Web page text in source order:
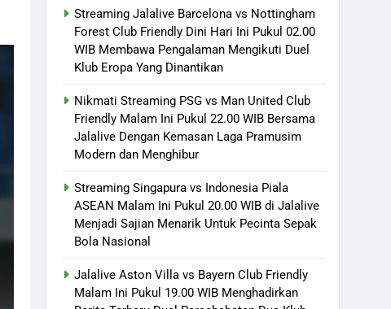
Streaming Jalalive Barcelona vs Nottingham
Forest Club Friendly Dini Hari Ini Pukul 02.00
WIB Membawa Pengalaman Mengikuti Duel
Klub Eropa Yang Dinantikan
Nikmati Streaming PSG vs Man United Club
Friendly Malam Ini Pukul 22.00 WIB Bersama
Jalalive Dengan Kemasan Laga Pramusim
Modern dan Menghibur
Streaming Singapura vs Indonesia Piala
ASEAN Malam Ini Pukul 20.00 WIB di Jalalive
Menjadi Sajian Menarik Untuk Pecinta Sepak
Bola Nasional
Jalalive Aston Villa vs Bayern Club Friendly
Malam Ini Pukul 19.00 WIB Menghadirkan